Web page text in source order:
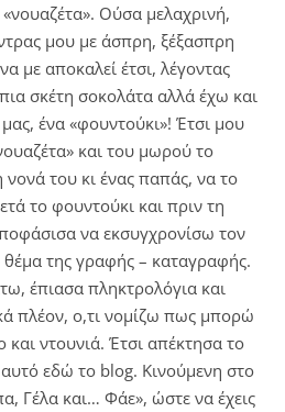
Ούσα μελαχρινή,
μου με άσπρη, ξέξασπρη
με αποκαλεί έτσι, λέγοντας
σκέτη σοκολάτα αλλά έχω και
ένα «φουντούκι»! Έτσι μου
και του μωρού το
νονά του κι ένας παπάς, να το
το φουντούκι και πριν τη
να εκσυγχρονίσω τον
της γραφής – καταγραφής.
έπιασα πληκτρολόγια και
πλέον, ο,τι νομίζω πως μπορώ
ντουνιά. Έτσι απέκτησα το
εδώ το blog. Κινούμενη στο
Γέλα και… Φάε», ώστε να έχεις